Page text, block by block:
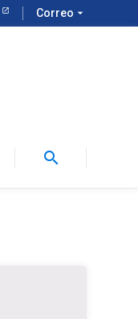
Correo arrow_drop_down
search